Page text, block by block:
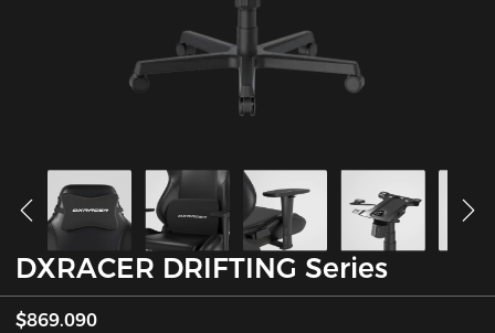
DXRACER DRIFTING Series
$869.090